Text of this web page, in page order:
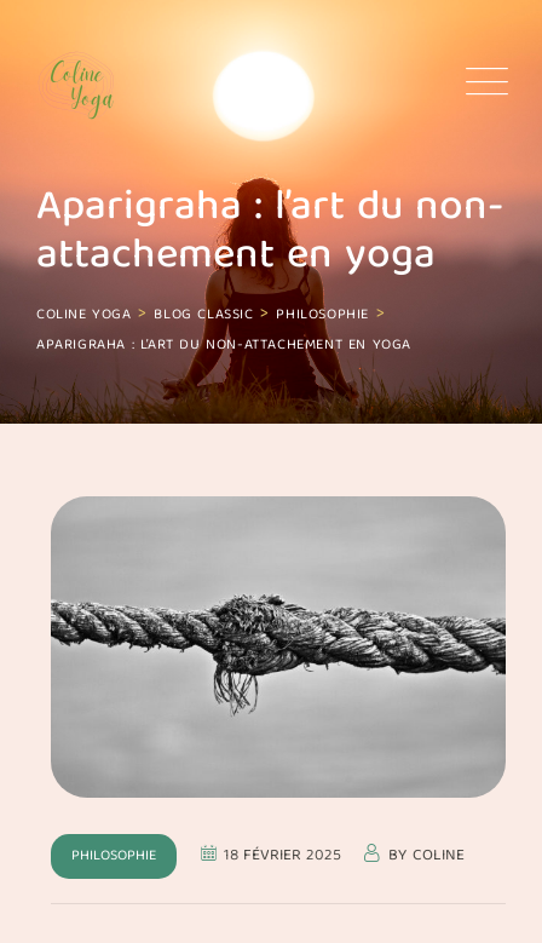
Aparigraha : l’art du non-
attachement en yoga
COLINE YOGA > BLOG CLASSIC > PHILOSOPHIE >
APARIGRAHA : L’ART DU NON-ATTACHEMENT EN YOGA
PHILOSOPHIE 18 FÉVRIER 2025 BY COLINE